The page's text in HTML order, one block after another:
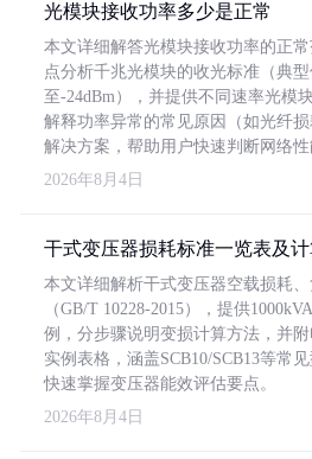
光模块接收功率多少是正常
本文详细解答光模块接收功率的正
点分析千兆光模块的收光标准（典
至-24dBm），并提供不同速率光模
解释功率异常的常见原因（如光纤
解决方案，帮助用户快速判断网络性
2026年8月4日
干式变压器损耗标准一览表及
本文详细解析干式变压器空载损耗
（GB/T 10228-2015），提供
例，分步骤说明变损计算方法，并
实例表格，涵盖SCB10/SCB13等常
快速掌握变压器能效评估要点。
2026年8月4日